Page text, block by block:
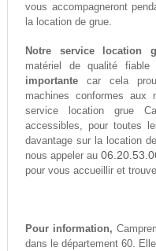
vous accompagneront
la location de grue.
Notre service location
matériel de qualité
importantecar cela
machines conformes
service location grue
accessibles, pour toutes
davantage sur la location
nous appeler au
pour vous accueillir et
Pour information,
dans le département 60.